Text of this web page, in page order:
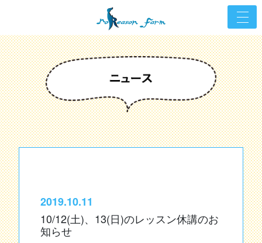
2019.10.11
10/12(土)、13(日)のレッスン休講のお
知らせ